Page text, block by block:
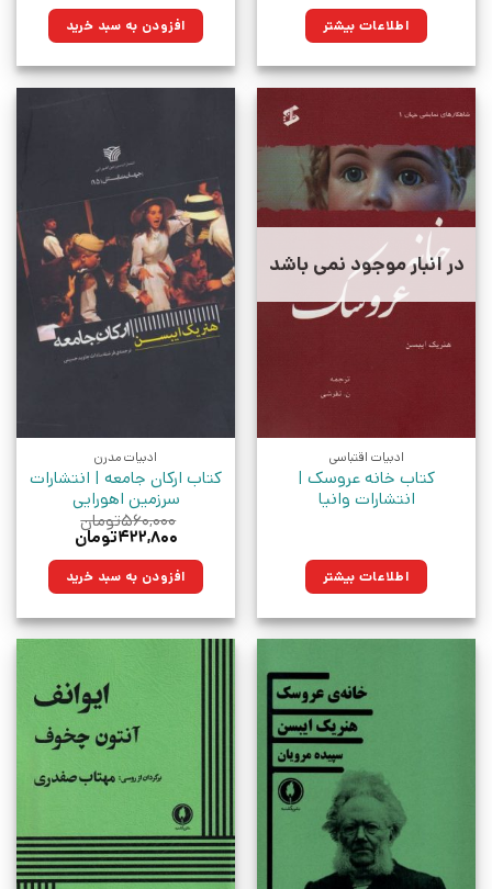
اطلاعات بیشتر ۲۲۰,۰۰۰تومان
بود.
۱۵۷,۳۰۰تومان.افزودن به سبد خرید
در انبار موجود نمی باشد
ادبیات اقتباسی
کتاب خانه عروسک |
انتشارات وانیا
اطلاعات بیشتر
ادبیات مدرن
کتاب ارکان جامعه | انتشارات
سرزمین اهورایی
۵۶۰,۰۰۰تومان
قیمت
۵۶۰,۰۰۰تومان
بود.
۴۲۲,۸۰۰تومان
۴۲۲,۸۰۰تومان.افزودن به سبد خرید